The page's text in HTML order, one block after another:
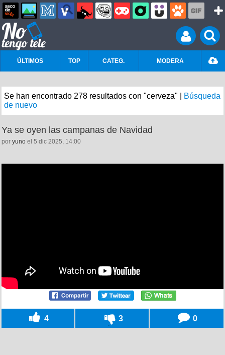
ÚLTIMOS TOP CATEG. MODERA
Se han encontrado 278 resultados con "cerveza" |
Búsqueda
de nuevo
Ya se oyen las campanas de Navidad
por yuno el 5 dic 2025, 14:00
4 3 0